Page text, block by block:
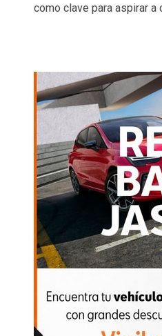
como clave para aspirar a